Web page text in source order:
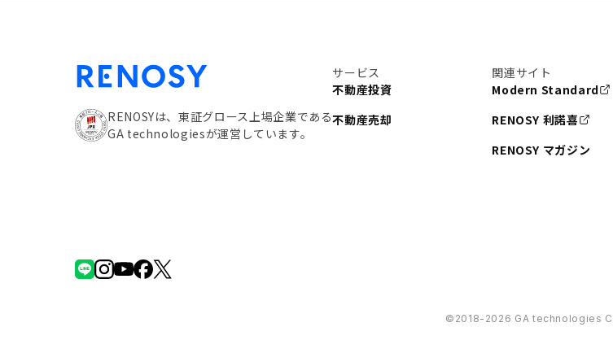
RENOSYは、東証グロース上場企業である
GA technologiesが運営しています。
サービス
不動産投資
不動産売却
関連サイト
Modern Standard
RENOSY 利諾喜
RENOSY マガジン
©︎2018-2026 GA technologies